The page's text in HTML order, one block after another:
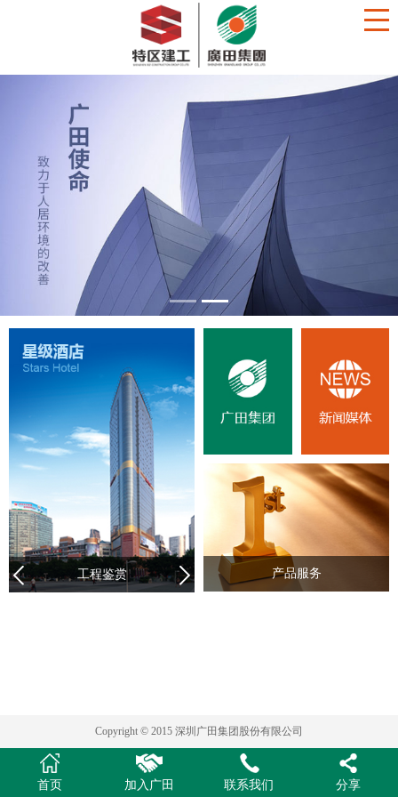
工程鉴赏 产品服务
Copyright © 2015 深圳广田集团股份有限公司
首页 加入广田 联系我们 分享